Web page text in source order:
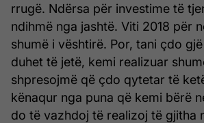
rrugë. Ndërsa për investime të
ndihmë nga jashtë. Viti 2018 për
shumë i vështirë. Por, tani çdo
duhet të jetë, kemi realizuar
shpresojmë që çdo qytetar të
kënaqur nga puna që kemi bërë
do të vazhdoj të realizoj të gjitha